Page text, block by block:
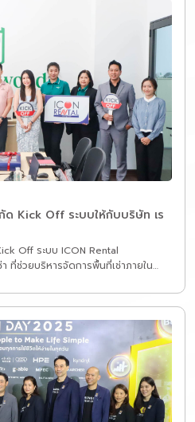
ด Kick Off ระบบให้กับบริษัท เร
Off ระบบ ICON Rental
ที่ช่วยบริหารจัดการพื้นที่เช่าภายใน
ทางบริษัทฯ ขอขอบคุณลูกค้าที่ไว้วางใจ
นึ่งของการเติบโตทางธุรกิจของลูกค้า